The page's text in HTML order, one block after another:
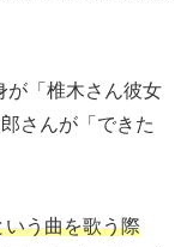
が「椎木さん彼女
さんが「できた
いう曲を歌う際